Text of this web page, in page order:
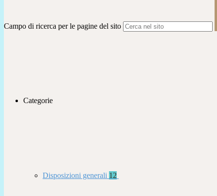
Campo di ricerca per le pagine del sito
Categorie
Disposizioni generali 12